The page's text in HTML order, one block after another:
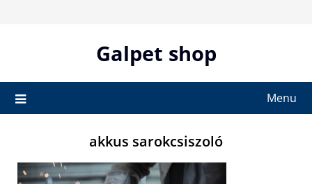
Galpet shop
Menu
akkus sarokcsiszoló